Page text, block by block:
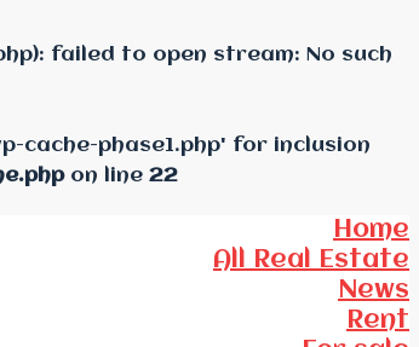
failed to open stream: No such
cache-phase1.php' for inclusion
on line 22
Home
All Real Estate
News
Rent